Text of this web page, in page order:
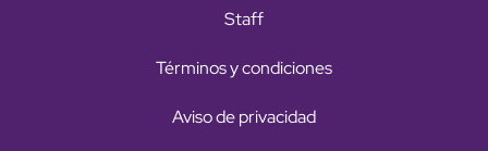
Staff
Términos y condiciones
Aviso de privacidad